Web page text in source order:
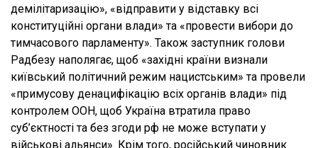
демілітаризацію», «відправити у відставку всі
конституційні органи влади» та «провести вибори до
тимчасового парламенту». Також заступник голови
Радбезу наполягає, щоб «західні країни визнали
київський політичний режим нацистським» та провели
«примусову денацифікацію всіх органів влади» під
контролем ООН, щоб Україна втратила право
суб’єктності та без згоди рф не може вступати у
військові альянси». Крім того, російський чиновник